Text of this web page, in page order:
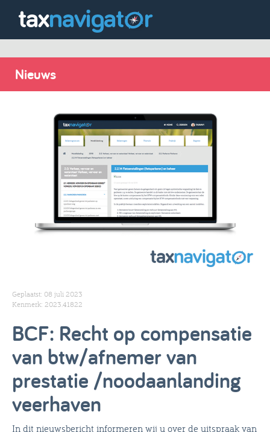
Nieuws
Geplaatst: 08 juli 2023
Kenmerk: 2023.41822
BCF: Recht op compensatie
van btw/afnemer van
prestatie /noodaanlanding
veerhaven
In dit nieuwsbericht informeren wij u over de uitspraak van